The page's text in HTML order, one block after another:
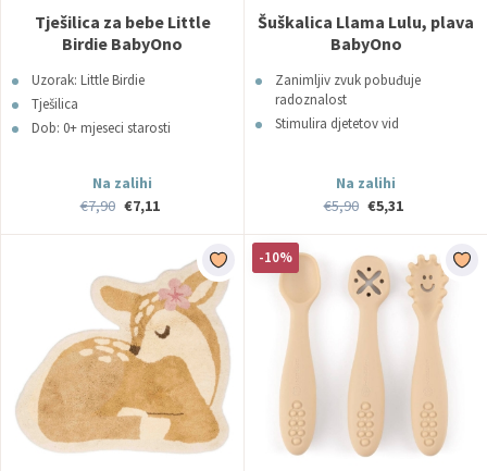
Tješilica za bebe Little
Birdie BabyOno
Uzorak: Little Birdie
Tješilica
Dob: 0+ mjeseci starosti
Na zalihi
€7,90 €7,11
Šuškalica Llama Lulu, plava
BabyOno
Zanimljiv zvuk pobuđuje
radoznalost
Stimulira djetetov vid
Na zalihi
€5,90 €5,31
-10%